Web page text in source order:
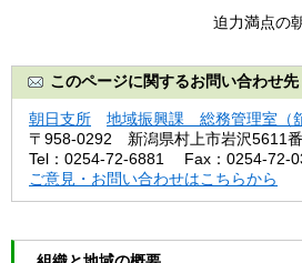
迫力満点の朝日三面
このページに関するお問い合わせ先
朝日支所
地域振興課 総務管理室（
〒958-0292
新潟県村上市岩沢5611
Tel：0254-72-6881
Fax：0254-72-
ご意見・お問い合わせはこちらから